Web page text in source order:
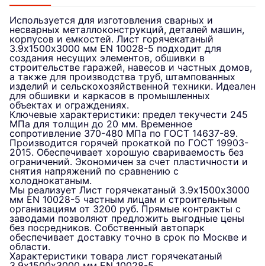
Используется для изготовления сварных и
несварных металлоконструкций, деталей машин,
корпусов и емкостей. Лист горячекатаный
3.9х1500х3000 мм EN 10028-5 подходит для
создания несущих элементов, обшивки в
строительстве гаражей, навесов и частных домов,
а также для производства труб, штампованных
изделий и сельскохозяйственной техники. Идеален
для обшивки и каркасов в промышленных
объектах и ограждениях.
Ключевые характеристики: предел текучести 245
МПа для толщин до 20 мм. Временное
сопротивление 370-480 МПа по ГОСТ 14637-89.
Производится горячей прокаткой по ГОСТ 19903-
2015. Обеспечивает хорошую свариваемость без
ограничений. Экономичен за счет пластичности и
снятия напряжений по сравнению с
холоднокатаным.
Мы реализует Лист горячекатаный 3.9х1500х3000
мм EN 10028-5 частным лицам и строительным
организациям от 3200 руб. Прямые контракты с
заводами позволяют предложить выгодные цены
без посредников. Собственный автопарк
обеспечивает доставку точно в срок по Москве и
области.
Характеристики товара лист горячекатаный